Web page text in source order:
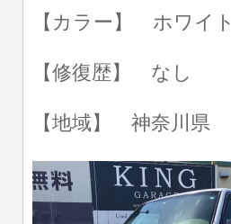
【カラー】 ホワイト
【修復歴】 なし
【地域】 神奈川県